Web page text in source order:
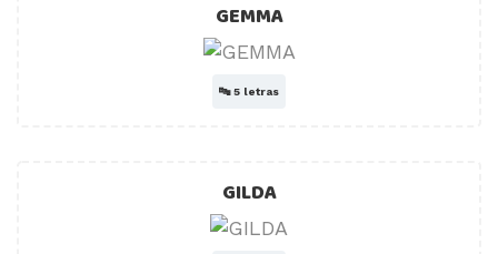
GEMMA
🔤5 letras
GILDA